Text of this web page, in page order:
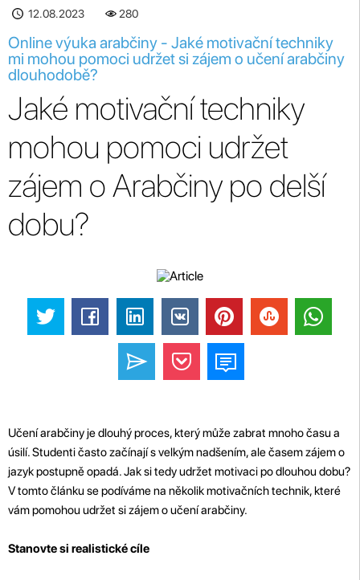
12.08.2023 280
Online výuka arabčiny - Jaké motivační techniky
mi mohou pomoci udržet si zájem o učení arabčiny
dlouhodobě?
Jaké motivační techniky
mohou pomoci udržet
zájem o Arabčiny po delší
dobu?
Učení arabčiny je dlouhý proces, který může zabrat mnoho času a
úsilí. Studenti často začínají s velkým nadšením, ale časem zájem o
jazyk postupně opadá. Jak si tedy udržet motivaci po dlouhou dobu?
V tomto článku se podíváme na několik motivačních technik, které
vám pomohou udržet si zájem o učení arabčiny.
Stanovte si realistické cíle